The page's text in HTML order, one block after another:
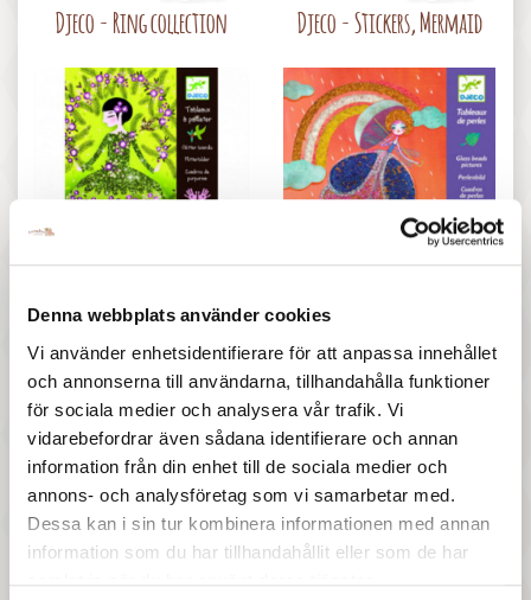
Denna webbplats använder cookies
Vi använder enhetsidentifierare för att anpassa innehållet
och annonserna till användarna, tillhandahålla funktioner
för sociala medier och analysera vår trafik. Vi
vidarebefordrar även sådana identifierare och annan
information från din enhet till de sociala medier och
annons- och analysföretag som vi samarbetar med.
Dessa kan i sin tur kombinera informationen med annan
information som du har tillhandahållit eller som de har
Djeco - Ring collection Djeco - Stickers, Mermaid
257 :-
Djeco - Glitter dresses
297 :-
Djeco - Wonderland
197 :- 57 :-